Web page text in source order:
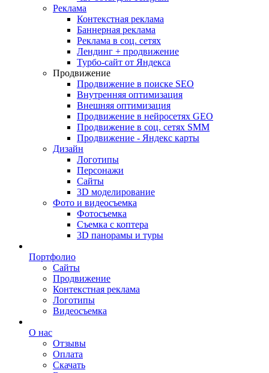
Реклама
Контекстная реклама
Баннерная реклама
Реклама в соц. сетях
Лендинг + продвижение
Турбо-сайт от Яндекса
Продвижение
Продвижение в поиске SEO
Внутренняя оптимизация
Внешняя оптимизация
Продвижение в нейросетях GEO
Продвижение в соц. сетях SMM
Продвижение - Яндекс карты
Дизайн
Логотипы
Персонажи
Сайты
3D моделирование
Фото и видеосъемка
Фотосъемка
Съемка с коптера
3D панорамы и туры
Портфолио
Сайты
Продвижение
Контекстная реклама
Логотипы
Видеосъемка
О нас
Отзывы
Оплата
Скачать